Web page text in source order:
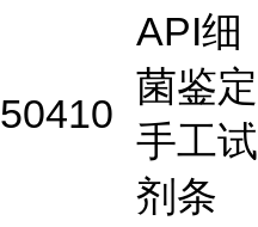
50410
API细
菌鉴定
手工试
剂条